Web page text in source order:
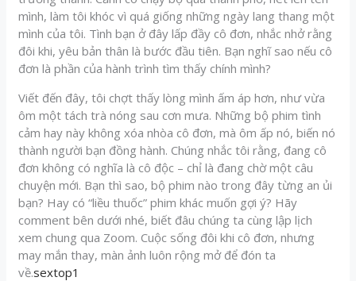
mình, làm tôi khóc vì quá giống những ngày lang thang một
mình của tôi. Tình bạn ở đây lấp đầy cô đơn, nhắc nhở rằng
đôi khi, yêu bản thân là bước đầu tiên. Bạn nghĩ sao nếu cô
đơn là phần của hành trình tìm thấy chính mình?
Viết đến đây, tôi chợt thấy lòng mình ấm áp hơn, như vừa
ôm một tách trà nóng sau cơn mưa. Những bộ phim tình
cảm hay này không xóa nhòa cô đơn, mà ôm ấp nó, biến nó
thành người bạn đồng hành. Chúng nhắc tôi rằng, đang cô
đơn không có nghĩa là cô độc – chỉ là đang chờ một câu
chuyện mới. Bạn thì sao, bộ phim nào trong đây từng an ủi
bạn? Hay có “liều thuốc” phim khác muốn gợi ý? Hãy
comment bên dưới nhé, biết đâu chúng ta cùng lập lịch
xem chung qua Zoom. Cuộc sống đôi khi cô đơn, nhưng
may mắn thay, màn ảnh luôn rộng mở để đón ta
về.sextop1